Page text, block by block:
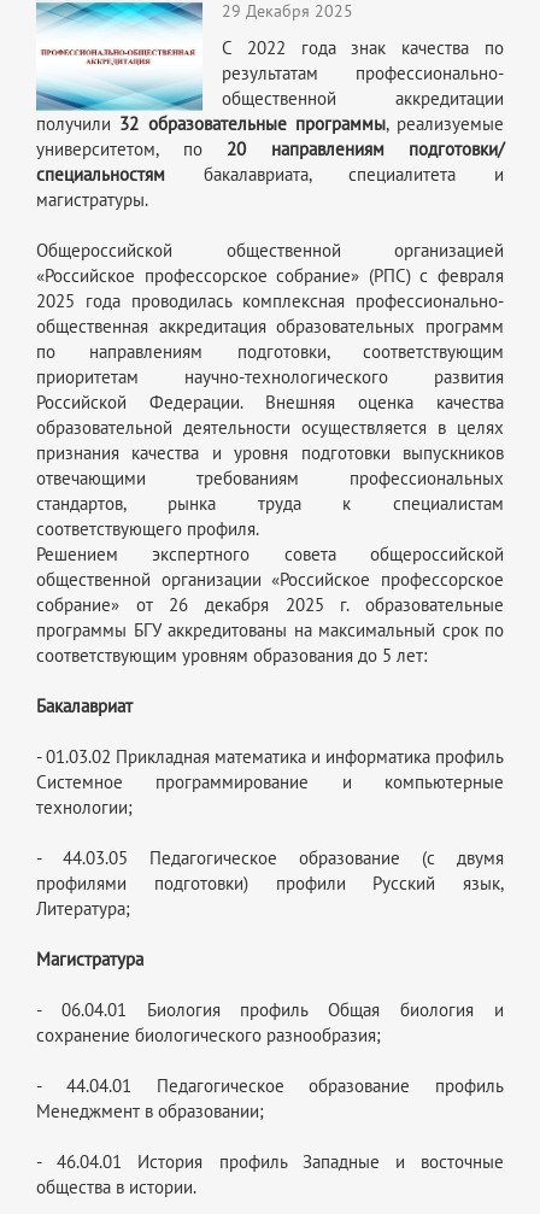
29 Декабря 2025
С 2022 года знак качества по
результатам профессионально-
общественной аккредитации
получили 32 образовательные программы, реализуемые
университетом, по 20 направлениям подготовки/
специальностям бакалавриата, специалитета и
магистратуры.
Общероссийской общественной организацией
«Российское профессорское собрание» (РПС) с февраля
2025 года проводилась комплексная профессионально-
общественная аккредитация образовательных программ
по направлениям подготовки, соответствующим
приоритетам научно-технологического развития
Российской Федерации. Внешняя оценка качества
образовательной деятельности осуществляется в целях
признания качества и уровня подготовки выпускников
отвечающими требованиям профессиональных
стандартов, рынка труда к специалистам
соответствующего профиля.
Решением экспертного совета общероссийской
общественной организации «Российское профессорское
собрание» от 26 декабря 2025 г. образовательные
программы БГУ аккредитованы на максимальный срок по
соответствующим уровням образования до 5 лет:
Бакалавриат
- 01.03.02 Прикладная математика и информатика профиль
Системное программирование и компьютерные
технологии;
- 44.03.05 Педагогическое образование (с двумя
профилями подготовки) профили Русский язык,
Литература;
Магистратура
- 06.04.01 Биология профиль Общая биология и
сохранение биологического разнообразия;
- 44.04.01 Педагогическое образование профиль
Менеджмент в образовании;
- 46.04.01 История профиль Западные и восточные
общества в истории.